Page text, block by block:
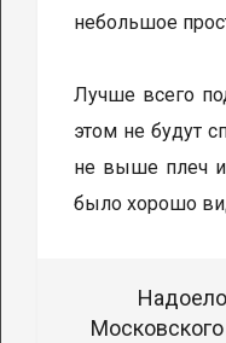
небольшое
Лучше всего
этом не будут
не выше плеч и
было хорошо